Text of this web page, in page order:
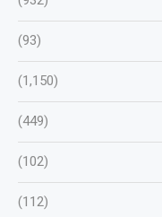
(93)
(1,150)
(449)
(102)
(112)